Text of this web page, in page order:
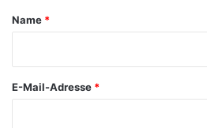
a
Name *
E-Mail-Adresse *